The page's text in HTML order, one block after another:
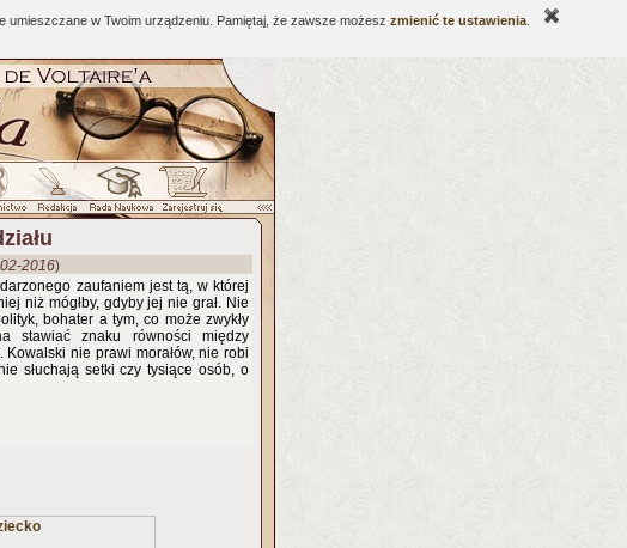
w Twoim urządzeniu. Pamiętaj, że zawsze możesz zmienić te ustawienia
2016)
zaufaniem jest tą, w której
niż mógłby, gdyby jej nie grał. Nie
bohater a tym, co może zwykły
stawiać znaku równości między
nie prawi morałów, nie robi
słuchają setki czy tysiące osób, o